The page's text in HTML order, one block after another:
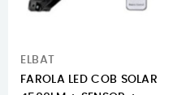
ELBAT
FAROLA LED COB SOLAR